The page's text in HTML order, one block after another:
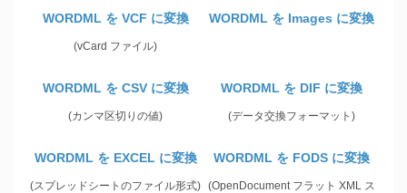
WORDML を VCF に変換
(vCard ファイル)
WORDML を Images に変換
WORDML を CSV に変換
(カンマ区切りの値)
WORDML を DIF に変換
(データ交換フォーマット)
WORDML を EXCEL に変換
(スプレッドシートのファイル形式)
WORDML を FODS に変換
(OpenDocument フラット XML ス